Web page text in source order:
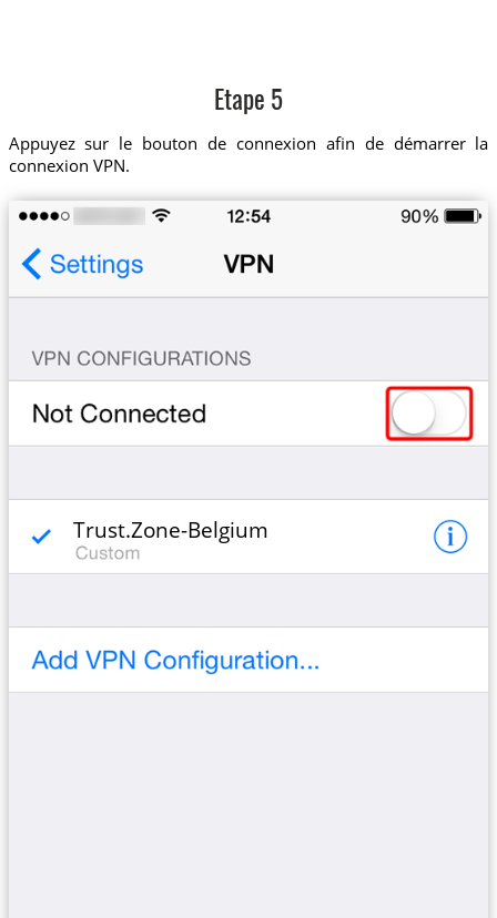
Etape 5
Appuyez sur le bouton de connexion afin de démarrer la
connexion VPN.
Trust.Zone-Belgium